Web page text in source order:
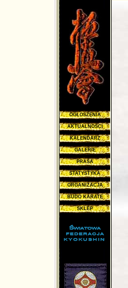
OGŁOSZENIA
AKTUALNOŚCI
KALENDARZ
GALERIE
PRASA
STATYSTYKA
ORGANIZACJA
BUDO KARATE
SKLEP